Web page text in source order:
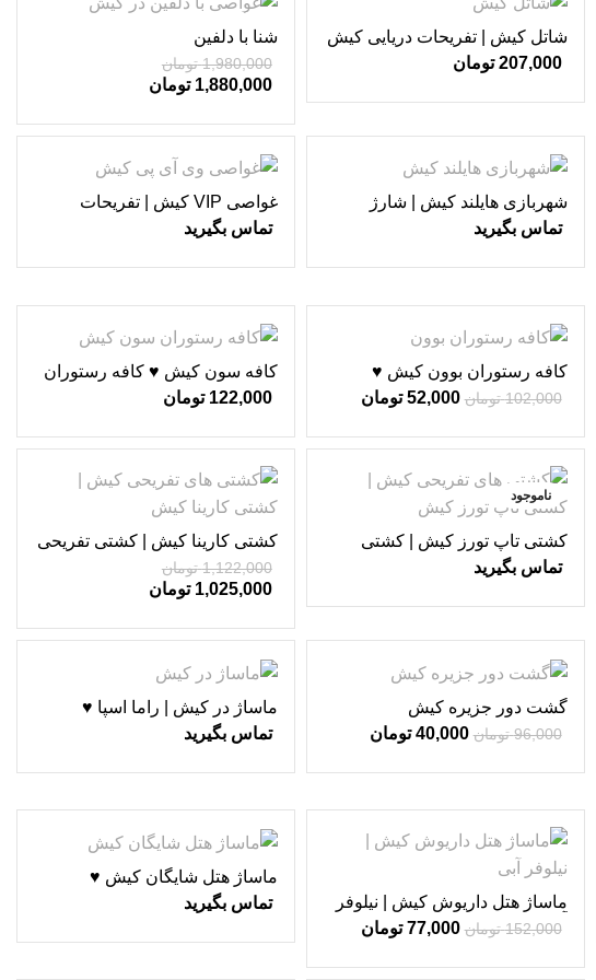
شاتل کیش | تفریحات دریایی کیش
♥
207,000 تومان
-5%
شنا با دلفین
1,980,000 تومان
1,880,000 تومان
شهربازی هایلند کیش | شارژ
طلایی ♥
تماس بگیرید
غواصی VIP کیش | تفریحات
دریایی کیش ♥
تماس بگیرید
کافه رستوران بوون کیش ♥
102,000 تومان 52,000 تومان
کافه سون کیش ♥ کافه رستوران
ها
122,000 تومان
ناموجود
کشتی تاپ تورز کیش | کشتی
تفریحی کیش ♥
تماس بگیرید
کشتی کارینا کیش | کشتی تفریحی
کیش ♥
1,122,000 تومان
1,025,000 تومان
گشت دور جزیره کیش
96,000 تومان 40,000 تومان
ماساژ در کیش | راما اسپا ♥
تماس بگیرید
-49%
ماساژ هتل داریوش کیش | نیلوفر
آبی ♥
152,000 تومان 77,000 تومان
ماساژ هتل شایگان کیش ♥
تماس بگیرید